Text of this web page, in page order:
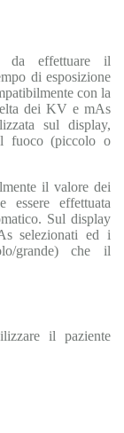
da effettuare il
di esposizione
con la
dei KV e mAs
sul display,
fuoco (piccolo o
il valore dei
effettuata
Sul display
selezionati ed i
grande) che il
il paziente